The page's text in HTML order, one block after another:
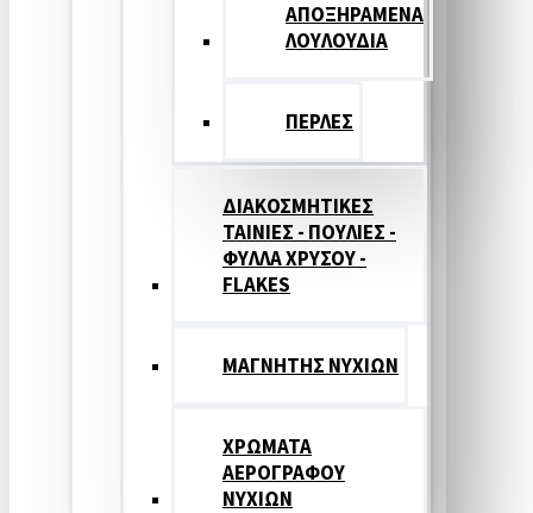
ΑΠΟΞΗΡΑΜΕΝΑ
ΛΟΥΛΟΥΔΙΑ
ΠΕΡΛΕΣ
ΔΙΑΚΟΣΜΗΤΙΚΕΣ
ΤΑΙΝΙΕΣ - ΠΟΥΛΙΕΣ -
ΦΥΛΛΑ ΧΡΥΣΟΥ -
FLAKES
ΜΑΓΝΗΤΗΣ ΝΥΧΙΩΝ
ΧΡΩΜΑΤΑ
ΑΕΡΟΓΡΑΦΟΥ
ΝΥΧΙΩΝ